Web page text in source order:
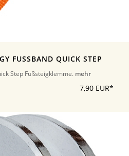
FUSSBAND QUICK STEP
Step Fußsteigklemme. mehr
7,90 EUR*